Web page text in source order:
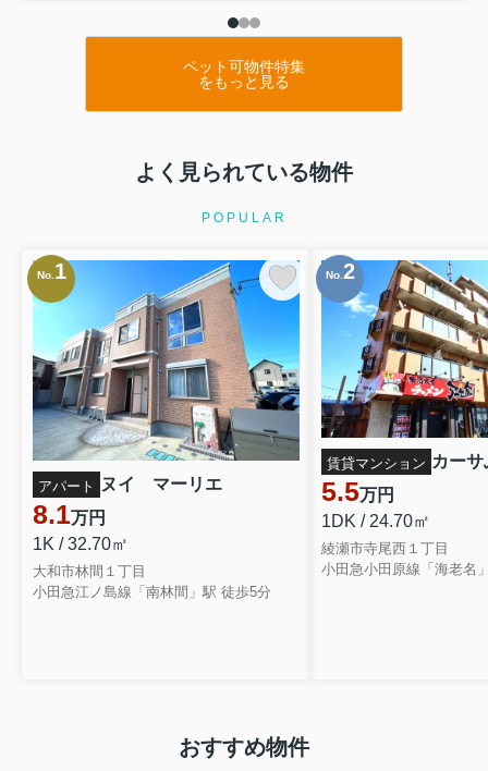
ペット可物件特集
をもっと見る
よく見られている物件
POPULAR
No. 1
アパート ヌイ マーリエ
8.1万円
1K / 32.70㎡
大和市林間１丁目
小田急江ノ島線「南林間」駅 徒歩5分
No. 2
賃貸マンション カー
5.5万円
1DK / 24.70㎡
綾瀬市寺尾西１丁目
おすすめ物件